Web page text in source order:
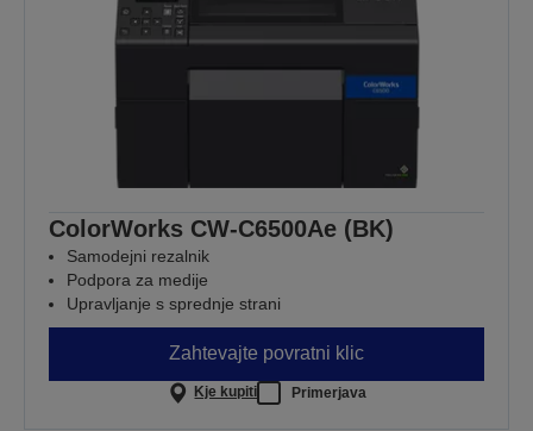
ColorWorks CW-C6500Ae (BK)
Samodejni rezalnik
Podpora za medije
Upravljanje s sprednje strani
Zahtevajte povratni klic
Kje kupiti Primerjava